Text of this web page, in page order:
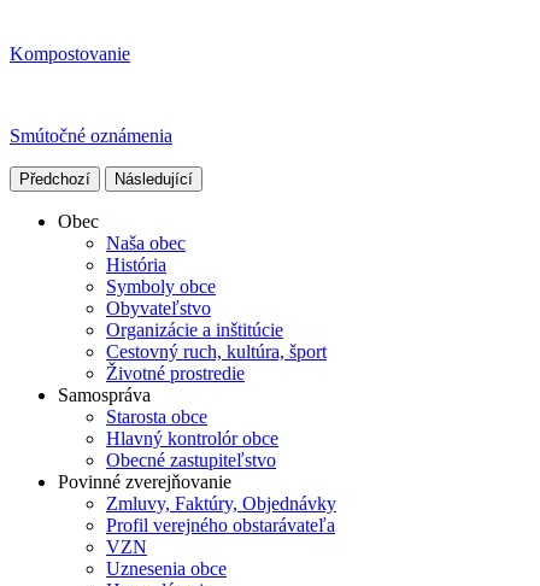
Kompostovanie
Smútočné oznámenia
Předchozí Následující
Obec
Naša obec
História
Symboly obce
Obyvateľstvo
Organizácie a inštitúcie
Cestovný ruch, kultúra, šport
Životné prostredie
Samospráva
Starosta obce
Hlavný kontrolór obce
Obecné zastupiteľstvo
Povinné zverejňovanie
Zmluvy, Faktúry, Objednávky
Profil verejného obstarávateľa
VZN
Uznesenia obce